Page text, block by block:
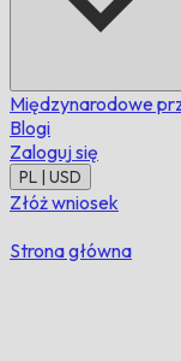
Międzynarodowe
Blogi
Zaloguj się
PL | USD
Złóż wniosek
Strona główna